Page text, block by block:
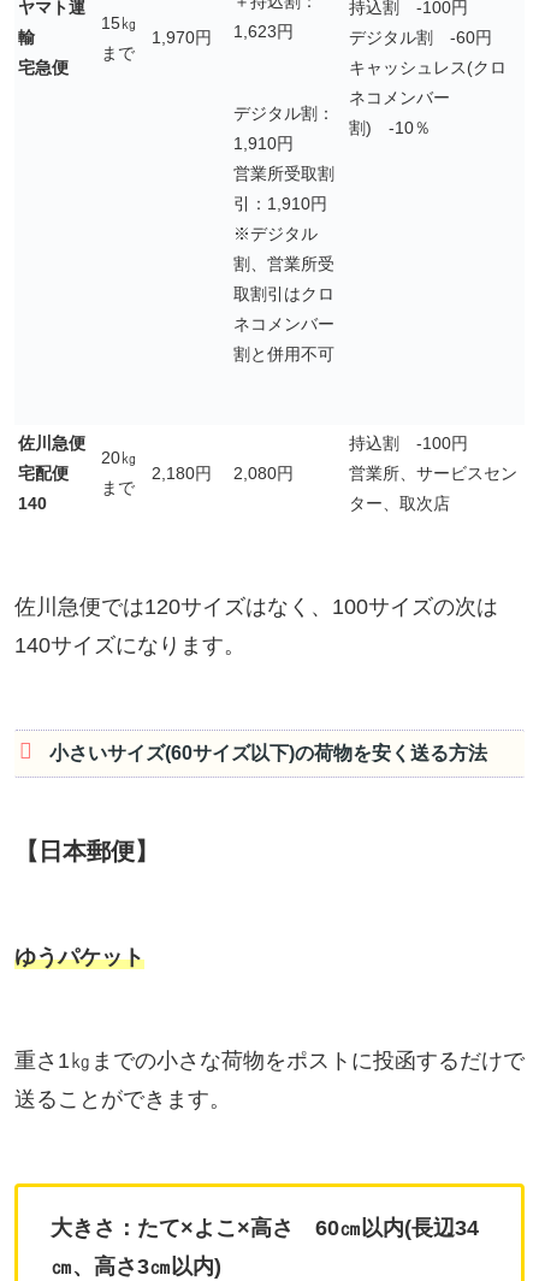
ヤマト運
輸
宅急便
15㎏
まで
1,970円
1,623円
デジタル割：
1,910円
営業所受取割
引：1,910円
※デジタル
割、営業所受
取割引はクロ
ネコメンバー
割と併用不可
持込割 -100円
デジタル割 -60円
キャッシュレス(クロ
ネコメンバー
割) -10％
佐川急便
宅配便
140
20㎏
まで
2,180円 2,080円
持込割 -100円
営業所、サービスセン
ター、取次店
佐川急便では120サイズはなく、100サイズの次は
140サイズになります。
小さいサイズ(60サイズ以下)の荷物を安く送る方法
【日本郵便】
ゆうパケット
重さ1㎏までの小さな荷物をポストに投函するだけで
送ることができます。
大きさ：たて×よこ×高さ 60㎝以内(長辺34
㎝、高さ3㎝以内)